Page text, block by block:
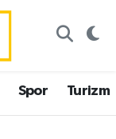
Spor Turizm